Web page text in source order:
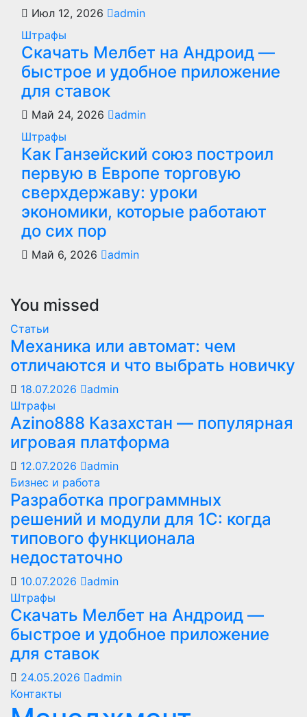
Июл 12, 2026
admin
Штрафы
Скачать Мелбет на Андроид —
быстрое и удобное приложение
для ставок
Май 24, 2026
admin
Штрафы
Как Ганзейский союз построил
первую в Европе торговую
сверхдержаву: уроки
экономики, которые работают
до сих пор
Май 6, 2026 admin
You missed
Статьи
Механика или автомат: чем
отличаются и что выбрать новичку
18.07.2026
admin
Штрафы
Azino888 Казахстан — популярная
игровая платформа
12.07.2026
admin
Бизнес и работа
Разработка программных
решений и модули для 1С: когда
типового функционала
недостаточно
10.07.2026
admin
Штрафы
Скачать Мелбет на Андроид —
быстрое и удобное приложение
для ставок
24.05.2026
admin
Контакты